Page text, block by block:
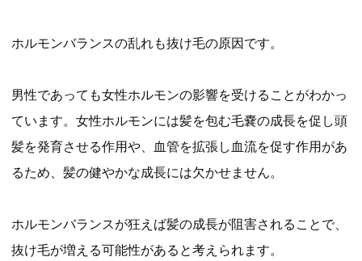
ホルモンバランスの乱れも抜け毛の原因です。
男性であっても女性ホルモンの影響を受けることがわかっ
ています。女性ホルモンには髪を包む毛嚢の成長を促し頭
髪を発育させる作用や、血管を拡張し血流を促す作用があ
るため、髪の健やかな成長には欠かせません。
ホルモンバランスが狂えば髪の成長が阻害されることで、
抜け毛が増える可能性があると考えられます。